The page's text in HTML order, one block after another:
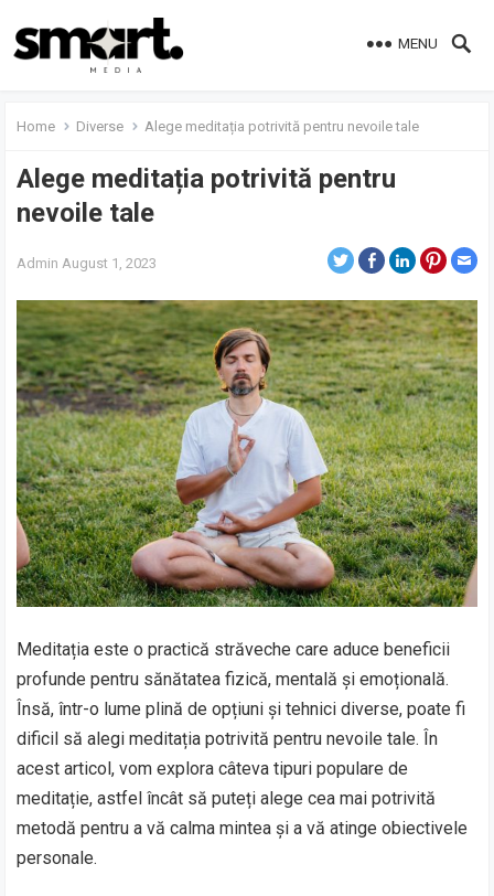
MENU
Home Diverse Alege meditația potrivită pentru nevoile tale
Alege meditația potrivită pentru
nevoile tale
Admin August 1, 2023
Meditația este o practică străveche care aduce beneficii
profunde pentru sănătatea fizică, mentală și emoțională.
Însă, într-o lume plină de opțiuni și tehnici diverse, poate fi
dificil să alegi meditația potrivită pentru nevoile tale. În
acest articol, vom explora câteva tipuri populare de
meditație, astfel încât să puteți alege cea mai potrivită
metodă pentru a vă calma mintea și a vă atinge obiectivele
personale.